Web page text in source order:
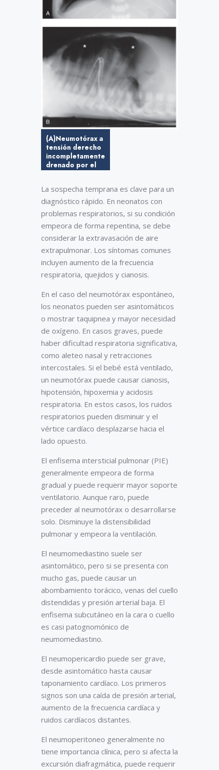
(A)Neumotórax a
tensión derecho
incompletamente
drenado por el
aplanamiento del
diafragma y un
desplazamiento
de la línea media
con compresión
del pulmón
vista lateral
muestra que el
drenaje torácico
está angulado
no está situado
de modo ideal
para drenar la
colección
anterior y
subpulmonar de
(De Arthur R. The
neonatal chest x-
ray. Paediatr
Respir Rev.
2001;2:311)
La sospecha temprana es clave para un
diagnóstico rápido. En neonatos con
problemas respiratorios, si su condición
empeora de forma repentina, se debe
considerar la extravasación de aire
extrapulmonar. Los síntomas comunes
incluyen aumento de la frecuencia
respiratoria, quejidos y cianosis.
En el caso del neumotórax espontáneo,
los neonatos pueden ser asintomáticos
o mostrar taquipnea y mayor necesidad
de oxígeno. En casos graves, puede
haber dificultad respiratoria significativa,
como aleteo nasal y retracciones
intercostales. Si el bebé está ventilado,
un neumotórax puede causar cianosis,
hipotensión, hipoxemia y acidosis
respiratoria. En estos casos, los ruidos
respiratorios pueden disminuir y el
vértice cardíaco desplazarse hacia el
lado opuesto.
El enfisema intersticial pulmonar (PIE)
generalmente empeora de forma
gradual y puede requerir mayor soporte
ventilatorio. Aunque raro, puede
preceder al neumotórax o desarrollarse
solo. Disminuye la distensibilidad
pulmonar y empeora la ventilación.
El neumomediastino suele ser
asintomático, pero si se presenta con
mucho gas, puede causar un
abombamiento torácico, venas del cuello
distendidas y presión arterial baja. El
enfisema subcutáneo en la cara o cuello
es casi patognomónico de
neumomediastino.
El neumopericardio puede ser grave,
desde asintomático hasta causar
taponamiento cardíaco. Los primeros
signos son una caída de presión arterial,
aumento de la frecuencia cardíaca y
ruidos cardíacos distantes.
El neumoperitoneo generalmente no
tiene importancia clínica, pero si afecta la
excursión diafragmática, puede requerir